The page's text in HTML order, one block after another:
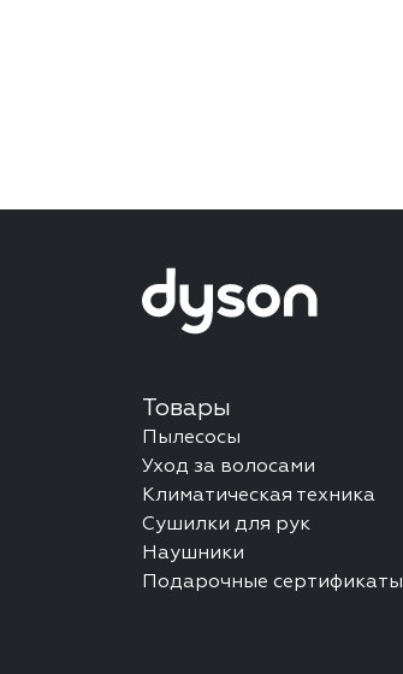
Товары
Пылесосы
Уход за волосами
Климатическая техника
Сушилки для рук
Наушники
Подарочные сертификаты